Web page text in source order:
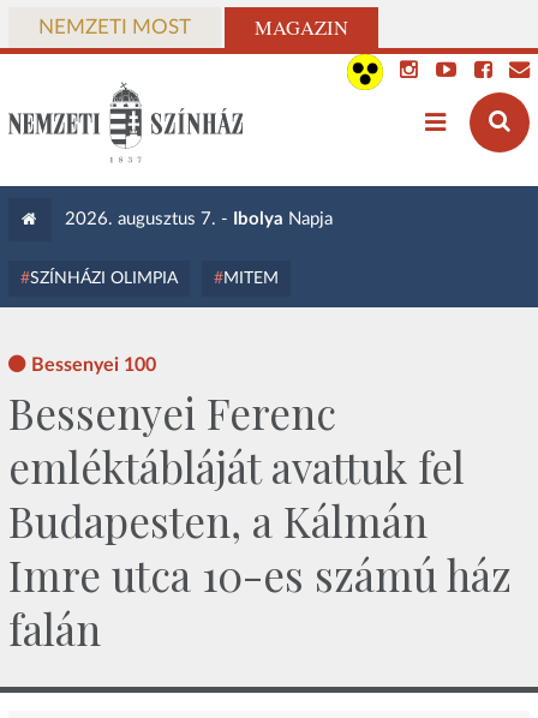
NEMZETI MOST MAGAZIN
2026. augusztus 7. - Ibolya Napja
SZÍNHÁZI OLIMPIA MITEM
Bessenyei 100
Bessenyei Ferenc
emléktábláját avattuk fel
Budapesten, a Kálmán
Imre utca 10-es számú ház
falán